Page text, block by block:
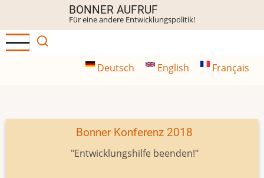
Inhalt
BONNER AUFRUF
Für eine andere Entwicklungspolitik!
Deutsch English Français
Bonner Konferenz 2018
"Entwicklungshilfe beenden!"